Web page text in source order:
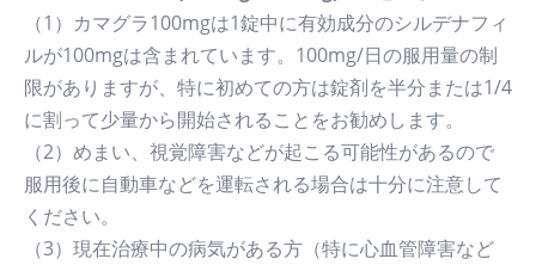
（1）カマグラ100mgは1錠中に有効成分のシルデナフィ
ルが100mgは含まれています。100mg/日の服用量の制
限がありますが、特に初めての方は錠剤を半分または1/4
に割って少量から開始されることをお勧めします。
（2）めまい、視覚障害などが起こる可能性があるので
服用後に自動車などを運転される場合は十分に注意して
ください。
（3）現在治療中の病気がある方（特に心血管障害など